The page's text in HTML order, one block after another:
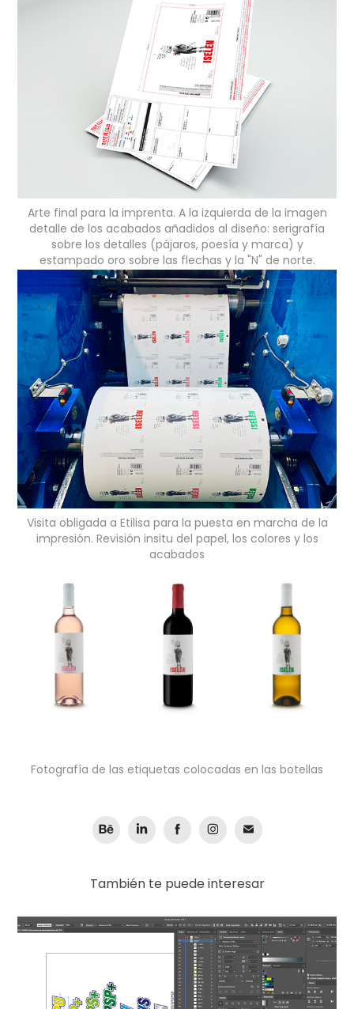
Arte final para la imprenta. A la izquierda de la imagen
detalle de los acabados añadidos al diseño: serigrafía
sobre los detalles (pájaros, poesía y marca) y
estampado oro sobre las flechas y la "N" de norte.
Visita obligada a Etilisa para la puesta en marcha de la
impresión. Revisión insitu del papel, los colores y los
acabados
Fotografía de las etiquetas colocadas en las botellas
También te puede interesar